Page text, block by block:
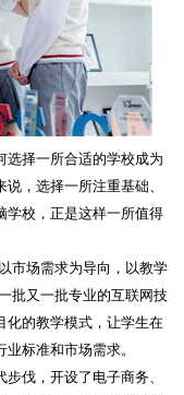
选择一所合适的学校成为
，选择一所注重基础、
学校，正是这样一所值得
市场需求为导向，以教学
批又一批专业的互联网技
化的教学模式，让学生在
标准和市场需求。
伐，开设了电子商务、